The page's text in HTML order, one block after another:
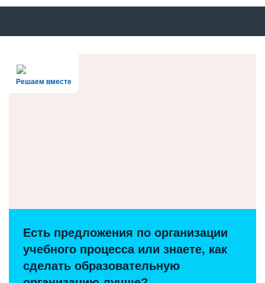
Решаем вместе
Есть предложения по организации
учебного процесса или знаете, как
сделать образовательную